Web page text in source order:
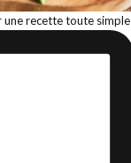
une recette toute simple